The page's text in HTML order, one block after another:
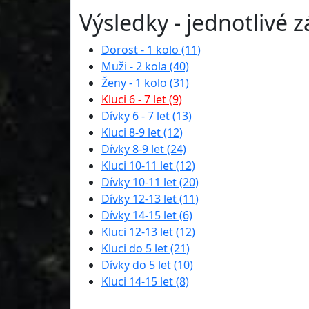
Výsledky - jednotlivé
Dorost - 1 kolo (11)
Muži - 2 kola (40)
Ženy - 1 kolo (31)
Kluci 6 - 7 let (9)
Dívky 6 - 7 let (13)
Kluci 8-9 let (12)
Dívky 8-9 let (24)
Kluci 10-11 let (12)
Dívky 10-11 let (20)
Dívky 12-13 let (11)
Dívky 14-15 let (6)
Kluci 12-13 let (12)
Kluci do 5 let (21)
Dívky do 5 let (10)
Kluci 14-15 let (8)